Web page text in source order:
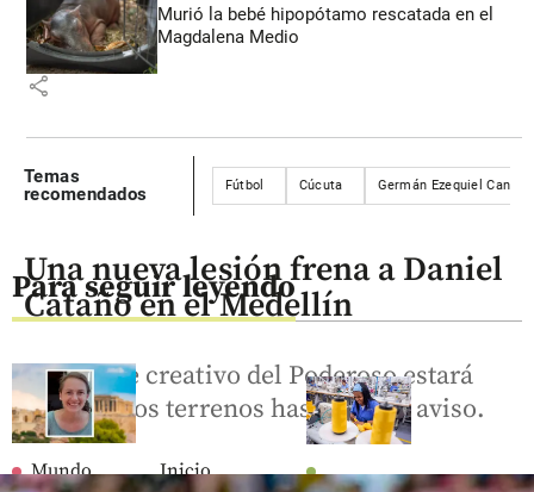
Murió la bebé hipopótamo rescatada en el
Magdalena Medio
share
Temas
recomendados
Fútbol Cúcuta Germán Ezequiel Cano
Para seguir leyendo
Mundo Inicio
Una nueva lesión frena a Daniel
Cataño en el Medellín
El volante creativo del Poderoso estará
fuera de los terrenos hasta nuevo aviso.